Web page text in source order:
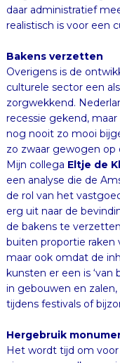
realistisch is voor een
Bakens verzetten
Overigens is de
culturele sector een
zorgwekkend.
recessie gekend, maar
nog nooit zo mooi
zo zwaar gewogen op
Mijn collega Eltje de
tijdens festivals of
Hergebruik
Het wordt tijd om
zien naar